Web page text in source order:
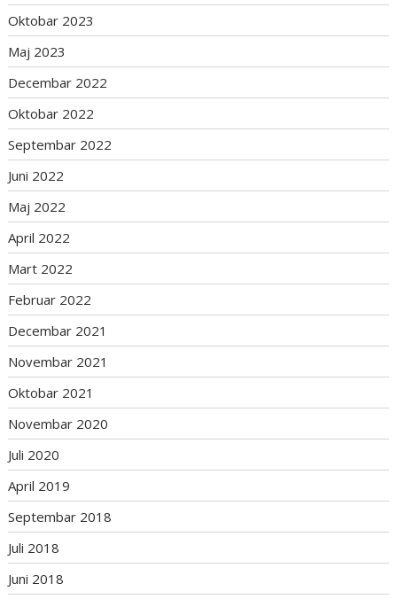
Oktobar 2023
Maj 2023
Decembar 2022
Oktobar 2022
Septembar 2022
Juni 2022
Maj 2022
April 2022
Mart 2022
Februar 2022
Decembar 2021
Novembar 2021
Oktobar 2021
Novembar 2020
Juli 2020
April 2019
Septembar 2018
Juli 2018
Juni 2018